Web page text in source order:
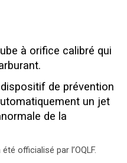
à orifice calibré qui
dispositif de prévention
un jet
de la
été officialisé par l’OQLF.